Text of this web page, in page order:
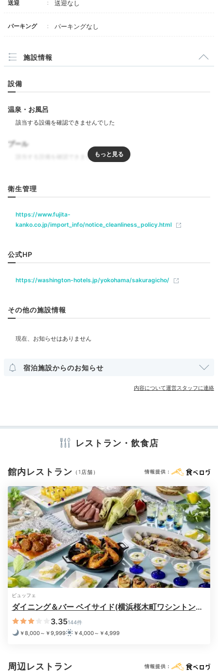
夕食は「横浜ベイクォーター」でいかがでしょう。ビス
トロ、カフェ、ハンバーガー、焼肉など、一人でもゆっ
ンテリアショップもあり、買い物も楽しめますよ。
横浜駅近くの「横浜ベイクォーター」内にある「クアアイナ」でア
ボカドチーズバーガーを食べました。ライブ鑑賞の前にしっかり腹
Bar
ダイニング＆バー
ホテルに戻ったら夜景を眺めながらお酒をいただきまし
ょう。ダイニング＆バー「ベイサイド」のカウンター席
は、みなとみらいの夜景が望める特等席。横浜ラガーを
はじめ、チーズやポテトなど軽食も充実しています。
Night
22:00
客室から見える夜景に
うっとり、気分高まる
送迎 送迎なし
パーキング パーキングなし
施設情報
設備
温泉・お風呂
プール
エステ・マッサージ
飲食
ベビー＆子供関連
ベビーベッド ベッドガード
部屋情報
ユニバーサルルーム
その他館内施設
クリーニングサービス
ボディソープ タオル バスタオル ドライヤー
※設備・アメニティは、確認が取れている情報を表示しています。
衛生管理
https://www.fujita-
kanko.co.jp/import_info/notice_cleanliness_policy.html
公式HP
https://washington-hotels.jp/yokohama/sakuragicho/
その他の施設情報
宿泊施設からのお知らせ
内容について運営スタッフに連絡
レストラン・飲食店
館内レストラン （1店舗） 情報提供：
ビュッフェ
ダイニング＆バー ベイサイド(横浜桜木町ワシントン
ホテル)
3.35144件
￥8,000～￥9,999
￥4,000～￥4,999
周辺レストラン 情報提供：